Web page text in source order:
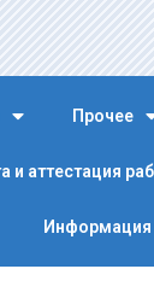
Прочее
и аттестация
Информация